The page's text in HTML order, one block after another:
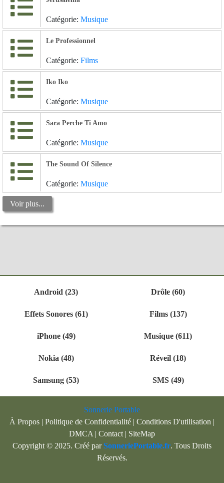
Catégorie: Musique
Le Professionnel
Catégorie: Films
Iko Iko
Catégorie: Musique
Sara Perche Ti Amo
Catégorie: Musique
The Sound Of Silence
Catégorie: Musique
Voir plus...
Android (23) Drôle (60)
Effets Sonores (61) Films (137)
iPhone (49) Musique (611)
Nokia (48) Réveil (18)
Samsung (53) SMS (49)
Sonnerie Portable
À Propos | Politique de Confidentialité | Conditions D'utilisation |
DMCA | Contact | SiteMap
Copyright © 2025. Créé parSonneriePortable.fr. Tous Droits
Réservés.